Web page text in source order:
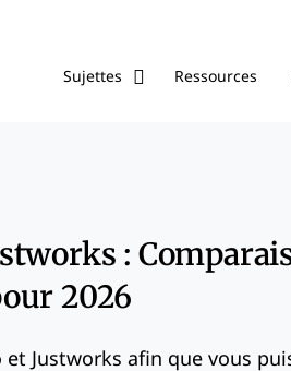
Sujettes Ressources
:
2026
et Justworks afin que vous